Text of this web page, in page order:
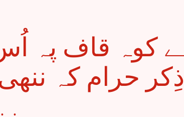
ذِکر حرام کہ
لگام